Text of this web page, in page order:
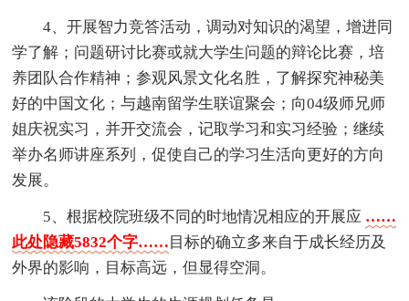
4、开展智力竞答活动，调动对知识的渴望，增进同
学了解；问题研讨比赛或就大学生问题的辩论比赛，培
养团队合作精神；参观风景文化名胜，了解探究神秘美
好的中国文化；与越南留学生联谊聚会；向04级师兄师
姐庆祝实习，并开交流会，记取学习和实习经验；继续
举办名师讲座系列，促使自己的学习生活向更好的方向
发展。
5、根据校院班级不同的时地情况相应的开展应 ……
此处隐藏5832个字…… 目标的确立多来自于成长经历及
外界的影响，目标高远，但显得空洞。